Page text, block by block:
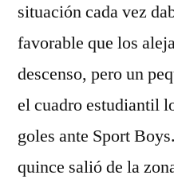
situación cada vez
favorable que los
descenso, pero un
el cuadro estudiantil
goles ante Sport
quince salió de la